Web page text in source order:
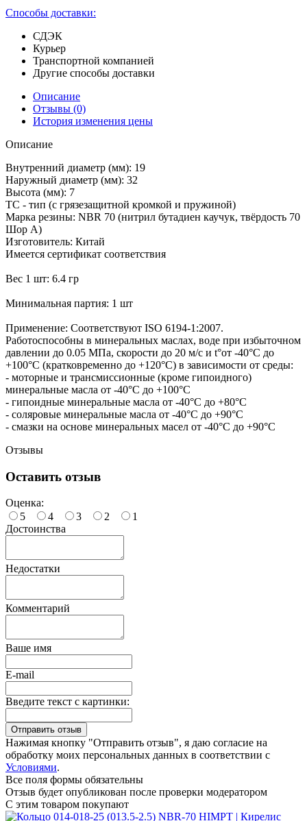
Способы доставки:
СДЭК
Курьер
Транспортной компанией
Другие способы доставки
Описание
Отзывы (0)
История изменения цены
Описание
Внутренний диаметр (мм): 19
Наружный диаметр (мм): 32
Высота (мм): 7
TC - тип (с грязезащитной кромкой и пружиной)
Марка резины: NBR 70 (нитрил бутадиен каучук, твёрдость 70
Шор А)
Изготовитель: Китай
Имеется сертификат соответствия
Вес 1 шт: 6.4 гр
Минимальная партия: 1 шт
Применение: Соответствуют ISO 6194-1:2007.
Работоспособны в минеральных маслах, воде при избыточном
давлении до 0.05 МПа, скорости до 20 м/с и t°от -40°С до
+100°С (кратковременно до +120°С) в зависимости от среды:
- моторные и трансмиссионные (кроме гипоидного)
минеральные масла от -40°С до +100°С
- гипоидные минеральные масла от -40°С до +80°С
- соляровые минеральные масла от -40°С до +90°С
- смазки на основе минеральных масел от -40°С до +90°С
Отзывы
Оставить отзыв
Оценка:
5
4 3 2
1
Достоинства
Недостатки
Комментарий
Ваше имя
E-mail
Введите текст с картинки:
Нажимая кнопку "Отправить отзыв", я даю согласие на
обработку моих персональных данных в соответствии с
Условиями.
Все поля формы обязательны
Отзыв будет опубликован после проверки модератором
С этим товаром покупают